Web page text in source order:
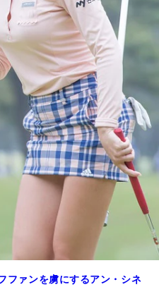
ファンを虜にするアン・シネ